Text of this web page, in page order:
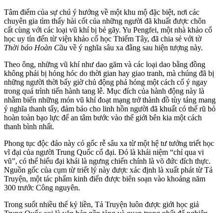
Tâm điểm của sự chú ý hướng về một khu mộ đặc biệt, nơi các
chuyên gia tìm thấy hài cốt của những người đã khuất được chôn
cất cùng với các loại vũ khí bị bẻ gãy. Yu Pengfei, một nhà khảo cổ
học uy tín đến từ viện khảo cổ học Thiểm Tây, đã chia sẻ với tờ
Thời báo Hoàn Cầu về ý nghĩa sâu xa đằng sau hiện tượng này.
Theo ông, những vũ khí như dao găm và các loại dao bằng đồng
không phải bị hỏng hóc do thời gian hay giao tranh, mà chúng đã bị
những người thời bấy giờ chủ động phá hỏng một cách cố ý ngay
trong quá trình tiến hành tang lễ. Mục đích của hành động này là
nhằm biến những món vũ khí đoạt mạng trở thành đồ tùy táng mang
ý nghĩa thanh tẩy, đảm bảo cho linh hồn người đã khuất có thể rũ bỏ
hoàn toàn bạo lực để an tâm bước vào thế giới bên kia một cách
thanh bình nhất.
Phong tục độc đáo này có gốc rễ sâu xa từ một hệ tư tưởng triết học
vĩ đại của người Trung Quốc cổ đại. Đó là khái niệm “chỉ qua vi
vũ”, có thể hiểu đại khái là ngưng chiến chính là võ đức đích thực.
Nguồn gốc của cụm từ triết lý này được xác định là xuất phát từ Tả
Truyện, một tác phẩm kinh điển được biên soạn vào khoảng năm
300 trước Công nguyên.
Trong suốt nhiều thế kỷ liền, Tả Truyện luôn được giới học giả